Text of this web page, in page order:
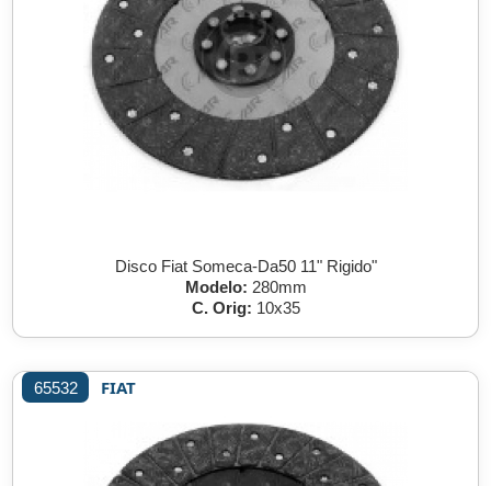
Disco Fiat Someca-Da50 11" Rigido"
Modelo: 280mm
C. Orig: 10x35
65532 FIAT